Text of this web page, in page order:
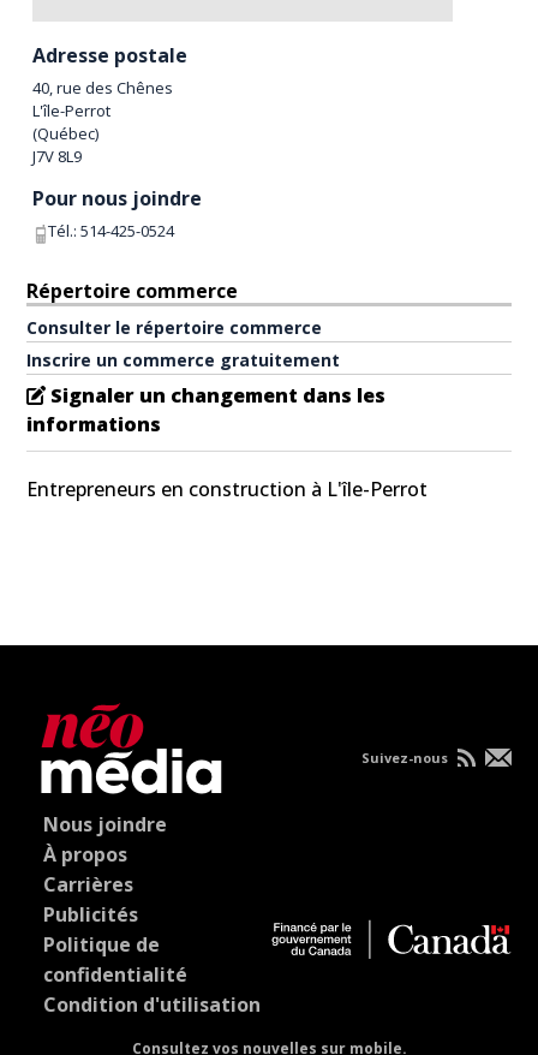
Adresse postale
40, rue des Chênes
L'île-Perrot
(Québec)
J7V 8L9
Pour nous joindre
Tél.:514-425-0524
Répertoire commerce
Consulter le répertoire commerce
Inscrire un commerce gratuitement
Signaler un changement dans les
informations
Entrepreneurs en construction à L'île-Perrot
Nous joindre
À propos
Carrières
Publicités
Politique de
confidentialité
Condition d'utilisation
Consultez vos nouvelles sur mobile.
Suivez-nous